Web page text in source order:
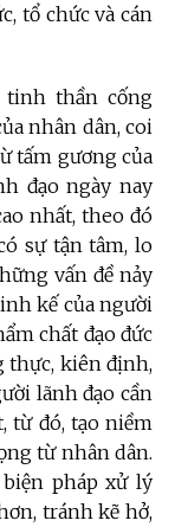
tổ chức và cán
tinh thần cống
nhân dân, coi
tấm gương của
đạo ngày nay
nhất, theo đó
sự tận tâm, lo
vấn đề nảy
kế của người
chất đạo đức
thực, kiên định,
lãnh đạo cần
từ đó, tạo niềm
từ nhân dân.
biện pháp xử lý
tránh kẽ hở,